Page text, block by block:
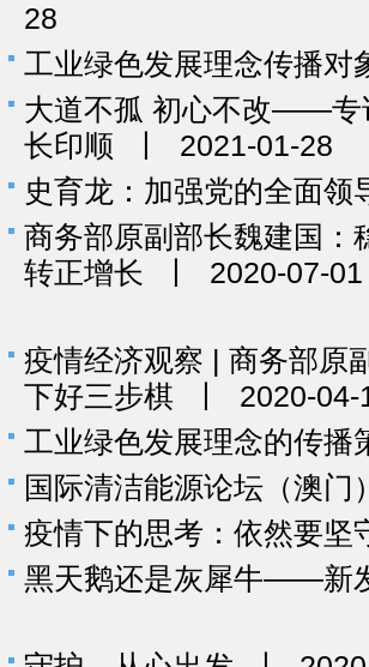
28
工业绿色发展理念传播对
大道不孤 初心不改——专
长印顺
2021-01-28
史育龙：加强党的全面领
商务部原副部长魏建国：
转正增长
2020-07-01
疫情经济观察 | 商务部原
下好三步棋
2020-04-
工业绿色发展理念的传播
国际清洁能源论坛（澳门
疫情下的思考：依然要坚
黑天鹅还是灰犀牛——新